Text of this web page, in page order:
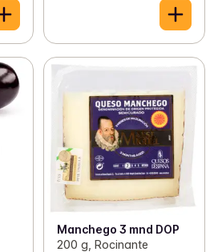
Manchego 3 mnd DOP
200 g, Rocinante